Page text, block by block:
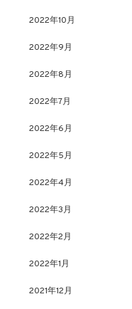
2022年10月
2022年9月
2022年8月
2022年7月
2022年6月
2022年5月
2022年4月
2022年3月
2022年2月
2022年1月
2021年12月